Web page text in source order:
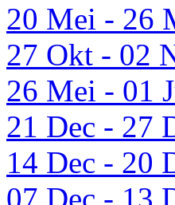
20 Mei - 26
27 Okt - 02
26 Mei - 01
21 Dec - 27
14 Dec - 20
07 Dec - 13